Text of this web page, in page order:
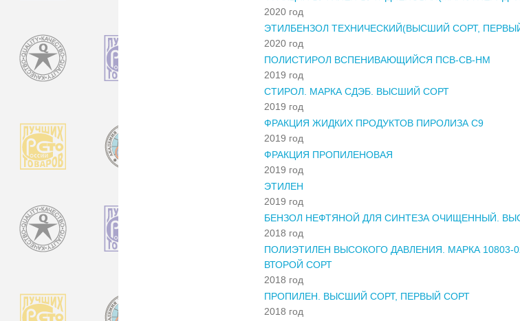
2020 год
ЭТИЛБЕНЗОЛ ТЕХНИЧЕСКИЙ(ВЫСШИЙ СОРТ,
2020 год
ПОЛИСТИРОЛ ВСПЕНИВАЮЩИЙСЯ ПСВ-СВ-НМ
2019 год
СТИРОЛ. МАРКА СДЭБ. ВЫСШИЙ СОРТ
2019 год
ФРАКЦИЯ ЖИДКИХ ПРОДУКТОВ ПИРОЛИЗА С9
2019 год
ФРАКЦИЯ ПРОПИЛЕНОВАЯ
2019 год
ЭТИЛЕН
2019 год
БЕНЗОЛ НЕФТЯНОЙ ДЛЯ СИНТЕЗА ОЧИЩЕННЫЙ.
2018 год
ПОЛИЭТИЛЕН ВЫСОКОГО ДАВЛЕНИЯ. МАРКА
ВТОРОЙ СОРТ
2018 год
ПРОПИЛЕН. ВЫСШИЙ СОРТ, ПЕРВЫЙ СОРТ
2018 год